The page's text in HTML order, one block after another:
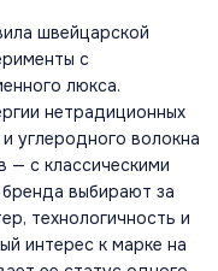
швейцарской
с
люкса.
нетрадиционных
углеродного волокна
— с классическими
выбирают за
технологичность и
интерес к марке на